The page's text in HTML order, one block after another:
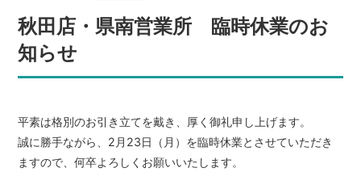
秋田店・県南営業所 臨時休業のお
知らせ
平素は格別のお引き立てを戴き、厚く御礼申し上げます。
誠に勝手ながら、2月23日（月）を臨時休業とさせていただき
ますので、何卒よろしくお願いいたします。